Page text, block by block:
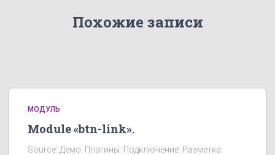
Похожие записи
МОДУЛЬ
Module «btn-link».
Source: Демо: Плагины: Подключение: Разметка: